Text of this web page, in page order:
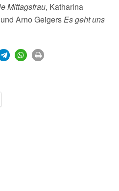
Mittagsfrau, Katharina
und Arno GeigersEs geht uns